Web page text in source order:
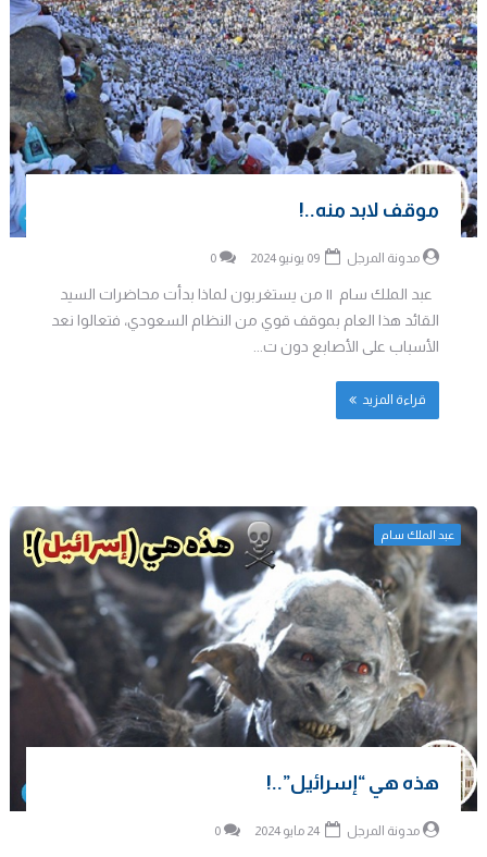
موقف لابد منه..!
مدونة المرجل 0
عبد الملك سام || من يستغربون لماذا بدأت محاضرات السيد
القائد هذا العام بموقف قوي من النظام السعودي، فتعالوا نعد
الأسباب على الأصابع دون ت...
قراءة المزيد
عبد الملك سام
هذه هي “إسرائيل”..!
مدونة المرجل 0